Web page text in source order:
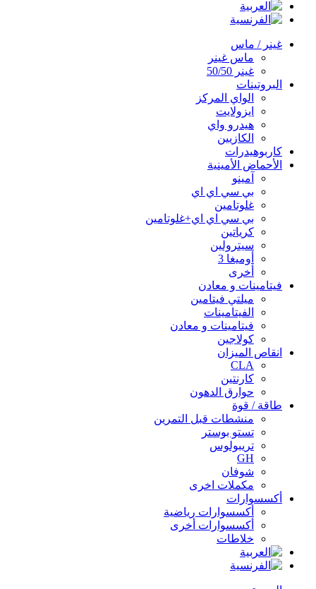
غينر / ماس
ماس غينر
غينر 50/50
البروتينات
الواي المركز
ايزولايت
هيدرو واي
الكازيين
كاربوهيدرات
الأحماض الأمينية
آمينو
بي سي اي اي
غلوتامين
بي سي اي اي+غلوتامين
كرياتين
سيترولين
أوميغا 3
أخرى
فيتامينات و معادن
ميلتي فيتامين
الفيتامينات
فيتامينات و معادن
كولاجين
انقاص الميزان
CLA
كارنتين
حوارق الدهون
طاقة / قوة
منشطات قبل التمرين
تستو بوستر
تريبولوس
GH
شوفان
مكملات اخرى
أكسسوارات
أكسسوارات رياضية
أكسسوارات أخرى
خلاطات